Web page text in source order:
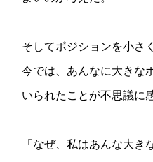
そしてポジションを小さ
今では、あんなに大きな
いられたことが不思議に
「なぜ、私はあんな大き